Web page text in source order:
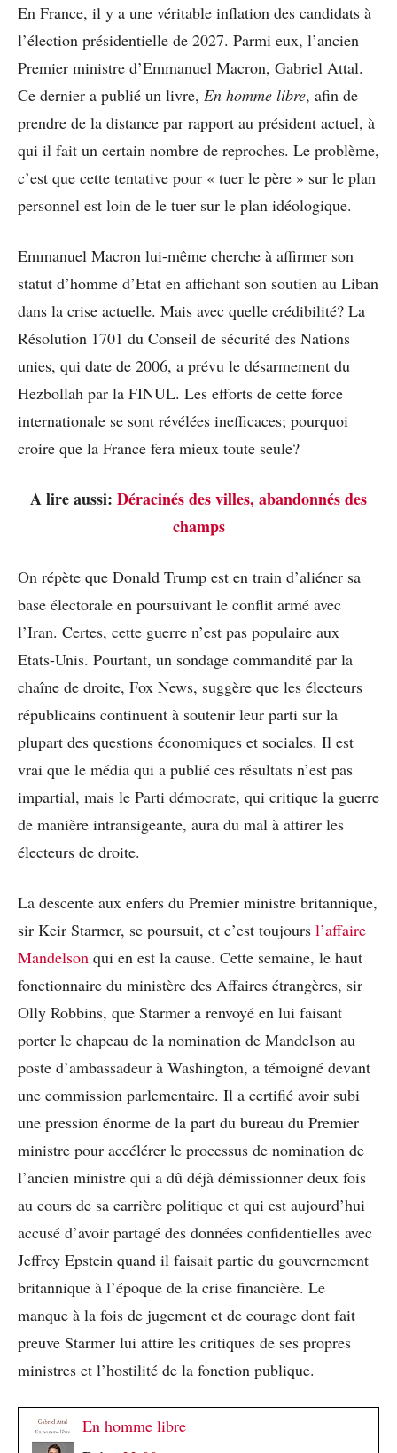
En France, il y a une véritable inflation des candidats à
l’élection présidentielle de 2027. Parmi eux, l’ancien
Premier ministre d’Emmanuel Macron, Gabriel Attal.
Ce dernier a publié un livre, En homme libre, afin de
prendre de la distance par rapport au président actuel, à
qui il fait un certain nombre de reproches. Le problème,
c’est que cette tentative pour « tuer le père » sur le plan
personnel est loin de le tuer sur le plan idéologique.
Emmanuel Macron lui-même cherche à affirmer son
statut d’homme d’Etat en affichant son soutien au Liban
dans la crise actuelle. Mais avec quelle crédibilité? La
Résolution 1701 du Conseil de sécurité des Nations
unies, qui date de 2006, a prévu le désarmement du
Hezbollah par la FINUL. Les efforts de cette force
internationale se sont révélées inefficaces; pourquoi
croire que la France fera mieux toute seule?
A lire aussi: Déracinés des villes, abandonnés des
champs
On répète que Donald Trump est en train d’aliéner sa
base électorale en poursuivant le conflit armé avec
l’Iran. Certes, cette guerre n’est pas populaire aux
Etats-Unis. Pourtant, un sondage commandité par la
chaîne de droite, Fox News, suggère que les électeurs
républicains continuent à soutenir leur parti sur la
plupart des questions économiques et sociales. Il est
vrai que le média qui a publié ces résultats n’est pas
impartial, mais le Parti démocrate, qui critique la guerre
de manière intransigeante, aura du mal à attirer les
électeurs de droite.
La descente aux enfers du Premier ministre britannique,
sir Keir Starmer, se poursuit, et c’est toujours l’affaire
Mandelson qui en est la cause. Cette semaine, le haut
fonctionnaire du ministère des Affaires étrangères, sir
Olly Robbins, que Starmer a renvoyé en lui faisant
porter le chapeau de la nomination de Mandelson au
poste d’ambassadeur à Washington, a témoigné devant
une commission parlementaire. Il a certifié avoir subi
une pression énorme de la part du bureau du Premier
ministre pour accélérer le processus de nomination de
l’ancien ministre qui a dû déjà démissionner deux fois
au cours de sa carrière politique et qui est aujourd’hui
accusé d’avoir partagé des données confidentielles avec
Jeffrey Epstein quand il faisait partie du gouvernement
britannique à l’époque de la crise financière. Le
manque à la fois de jugement et de courage dont fait
preuve Starmer lui attire les critiques de ses propres
ministres et l’hostilité de la fonction publique.
En homme libre